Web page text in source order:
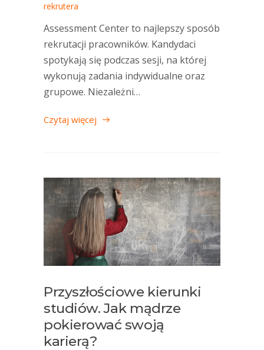
rekrutera
Assessment Center to najlepszy sposób
rekrutacji pracowników. Kandydaci
spotykają się podczas sesji, na której
wykonują zadania indywidualne oraz
grupowe. Niezależni…
Czytaj więcej
Przyszłościowe kierunki
studiów. Jak mądrze
pokierować swoją
karierą?